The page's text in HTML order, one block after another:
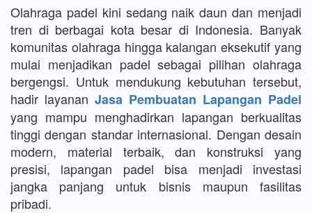
Olahraga padel kini sedang naik daun dan menjadi
tren di berbagai kota besar di Indonesia. Banyak
komunitas olahraga hingga kalangan eksekutif yang
mulai menjadikan padel sebagai pilihan olahraga
bergengsi. Untuk mendukung kebutuhan tersebut,
hadir layanan Jasa Pembuatan Lapangan Padel
yang mampu menghadirkan lapangan berkualitas
tinggi dengan standar internasional. Dengan desain
modern, material terbaik, dan konstruksi yang
presisi, lapangan padel bisa menjadi investasi
jangka panjang untuk bisnis maupun fasilitas
pribadi.